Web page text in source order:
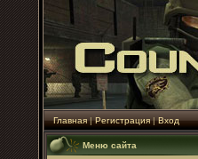
Главная|Регистрация|Вход
Меню сайта